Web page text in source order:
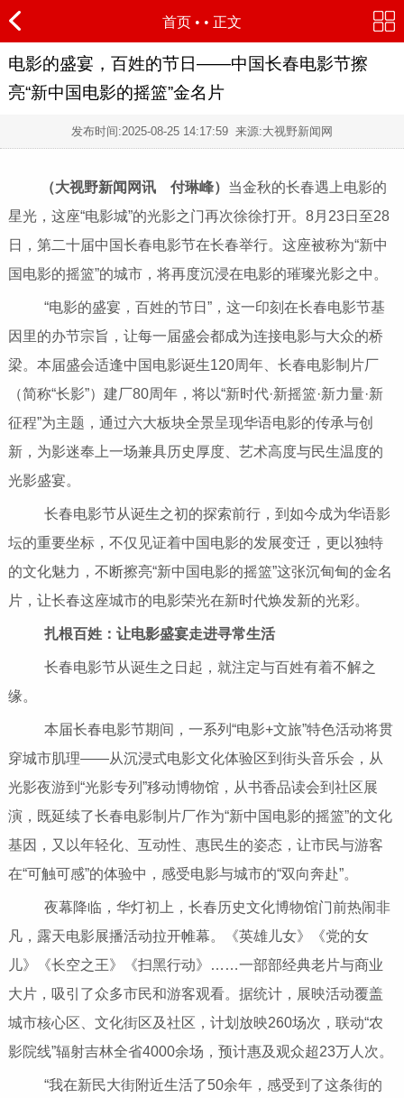
首页 • • 正文
电影的盛宴，百姓的节日——中国长春电影节擦
亮“新中国电影的摇篮”金名片
发布时间:2025-08-25 14:17:59 来源:大视野新闻网
（大视野新闻网讯 付琳峰） 当金秋的长春遇上电影的
星光，这座“电影城”的光影之门再次徐徐打开。8月23日至28
日，第二十届中国长春电影节在长春举行。这座被称为“新中
国电影的摇篮”的城市，将再度沉浸在电影的璀璨光影之中。
“电影的盛宴，百姓的节日”，这一印刻在长春电影节基
因里的办节宗旨，让每一届盛会都成为连接电影与大众的桥
梁。本届盛会适逢中国电影诞生120周年、长春电影制片厂
（简称“长影”）建厂80周年，将以“新时代·新摇篮·新力量·新
征程”为主题，通过六大板块全景呈现华语电影的传承与创
新，为影迷奉上一场兼具历史厚度、艺术高度与民生温度的
光影盛宴。
长春电影节从诞生之初的探索前行，到如今成为华语影
坛的重要坐标，不仅见证着中国电影的发展变迁，更以独特
的文化魅力，不断擦亮“新中国电影的摇篮”这张沉甸甸的金名
片，让长春这座城市的电影荣光在新时代焕发新的光彩。
扎根百姓：让电影盛宴走进寻常生活
长春电影节从诞生之日起，就注定与百姓有着不解之
缘。
本届长春电影节期间，一系列“电影+文旅”特色活动将贯
穿城市肌理——从沉浸式电影文化体验区到街头音乐会，从
光影夜游到“光影专列”移动博物馆，从书香品读会到社区展
演，既延续了长春电影制片厂作为“新中国电影的摇篮”的文化
基因，又以年轻化、互动性、惠民生的姿态，让市民与游客
在“可触可感”的体验中，感受电影与城市的“双向奔赴”。
夜幕降临，华灯初上，长春历史文化博物馆门前热闹非
凡，露天电影展播活动拉开帷幕。《英雄儿女》《党的女
儿》《长空之王》《扫黑行动》……一部部经典老片与商业
大片，吸引了众多市民和游客观看。据统计，展映活动覆盖
城市核心区、文化街区及社区，计划放映260场次，联动“农
影院线”辐射吉林全省4000余场，预计惠及观众超23万人次。
“我在新民大街附近生活了50余年，感受到了这条街的